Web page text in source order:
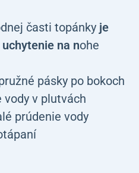
časti topánky je
na nohe
pásky po bokoch
vody v plutvách
prúdenie vody